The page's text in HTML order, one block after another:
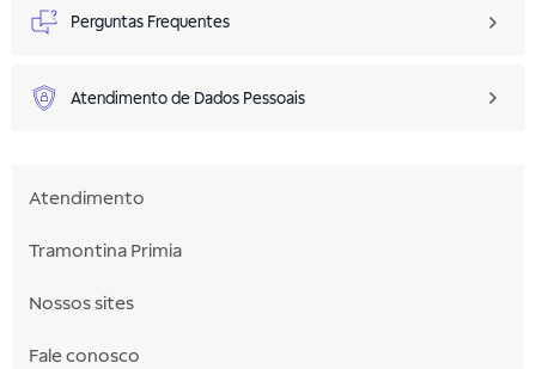
Perguntas Frequentes
Atendimento de Dados Pessoais
Atendimento
Tramontina Primia
Nossos sites
Fale conosco